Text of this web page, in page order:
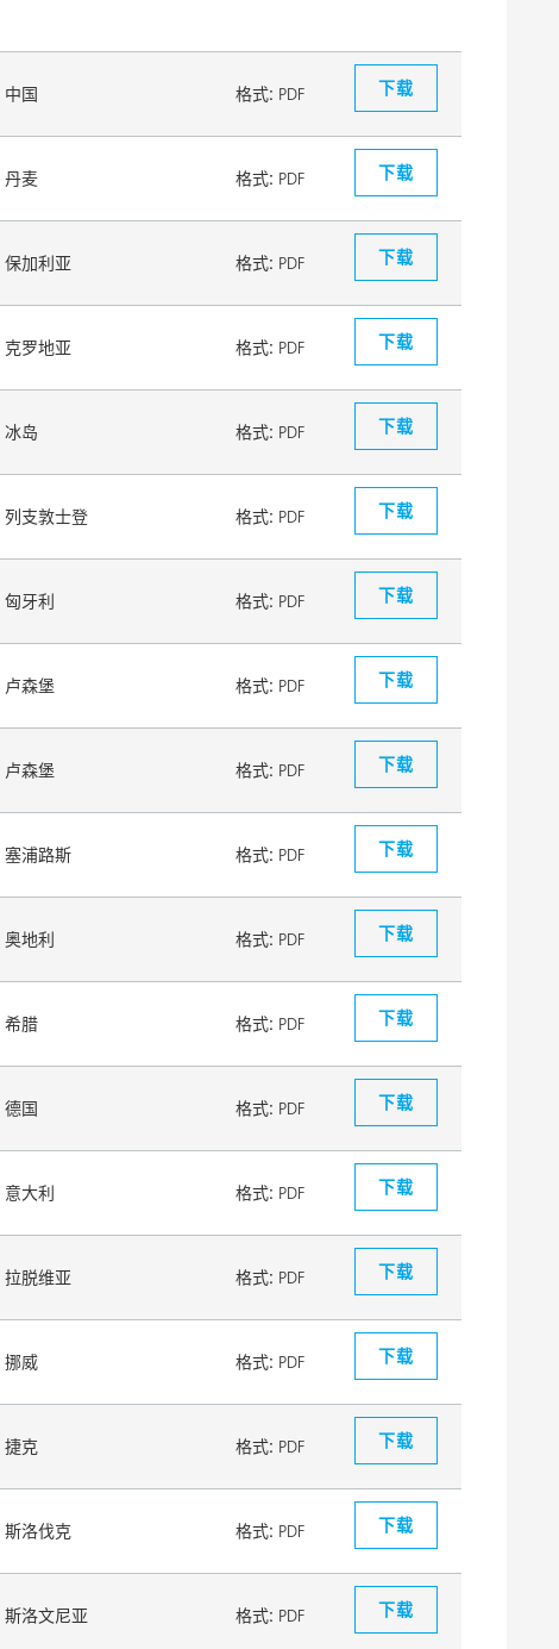
中国 格式: PDF 下载
丹麦 格式: PDF 下载
保加利亚 格式: PDF 下载
克罗地亚 格式: PDF 下载
冰岛 格式: PDF 下载
列支敦士登 格式: PDF 下载
匈牙利 格式: PDF 下载
卢森堡 格式: PDF 下载
卢森堡 格式: PDF 下载
塞浦路斯 格式: PDF 下载
奥地利 格式: PDF 下载
希腊 格式: PDF 下载
德国 格式: PDF 下载
意大利 格式: PDF 下载
拉脱维亚 格式: PDF 下载
挪威 格式: PDF 下载
捷克 格式: PDF 下载
斯洛伐克 格式: PDF 下载
斯洛文尼亚 格式: PDF 下载